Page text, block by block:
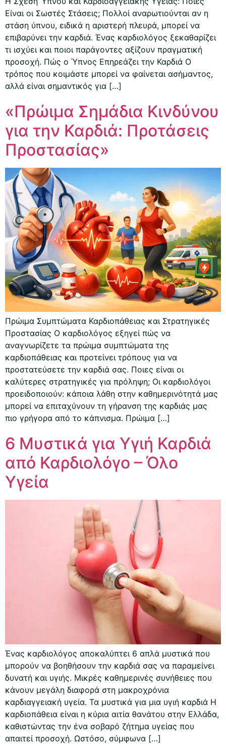
Είναι οι Σωστές Στάσεις; Πολλοί αναρωτιούνται αν η
στάση ύπνου, ειδικά η αριστερή πλευρά, μπορεί να
επιβαρύνει την καρδιά. Ένας καρδιολόγος ξεκαθαρίζει
τι ισχύει και ποιοι παράγοντες αξίζουν πραγματική
προσοχή. Πώς ο Ύπνος Επηρεάζει την Καρδιά Ο
τρόπος που κοιμάστε μπορεί να φαίνεται ασήμαντος,
αλλά είναι σημαντικός για […]
«Πρώιμα Σημάδια Κινδύνου
για την Καρδιά: Προτάσεις
Προστασίας»
Πρώιμα Συμπτώματα Καρδιοπάθειας και Στρατηγικές
Προστασίας Ο καρδιολόγος εξηγεί πώς να
αναγνωρίζετε τα πρώιμα συμπτώματα της
καρδιοπάθειας και προτείνει τρόπους για να
προστατεύσετε την καρδιά σας. Ποιες είναι οι
καλύτερες στρατηγικές για πρόληψη; Οι καρδιολόγοι
προειδοποιούν: κάποια λάθη στην καθημερινότητά μας
μπορεί να επιταχύνουν τη γήρανση της καρδιάς μας
πιο γρήγορα από το κάπνισμα. Πρώιμα […]
6 Μυστικά για Υγιή Καρδιά
από Καρδιολόγο – Όλο
Υγεία
Ένας καρδιολόγος αποκαλύπτει 6 απλά μυστικά που
μπορούν να βοηθήσουν την καρδιά σας να παραμείνει
δυνατή και υγιής. Μικρές καθημερινές συνήθειες που
κάνουν μεγάλη διαφορά στη μακροχρόνια
καρδιαγγειακή υγεία. Τα μυστικά για μια υγιή καρδιά Η
καρδιοπάθεια είναι η κύρια αιτία θανάτου στην Ελλάδα,
καθιστώντας την ένα σοβαρό ζήτημα υγείας που
απαιτεί προσοχή. Ωστόσο, σύμφωνα […]